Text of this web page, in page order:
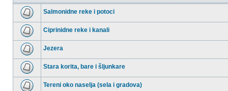
Nema
nepročitanih
postova
Salmonidne reke i potoci
Nema
nepročitanih
postova
Ciprinidne reke i kanali
Nema
nepročitanih
postova
Jezera
Nema
nepročitanih
postova
Stara korita, bare i šljunkare
Tereni oko naselja (sela i gradova)